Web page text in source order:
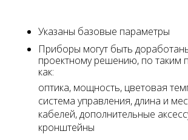
Указаны базовые параметры
Приборы могут быть
проектному решению, по таким
как:
оптика, мощность, цветовая
система управления, длина и
кабелей, дополнительные
кронштейны